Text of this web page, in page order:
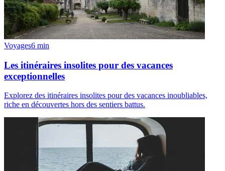
Voyages6 min
Les itinéraires insolites pour des vacances
exceptionnelles
Explorez des itinéraires insolites pour des vacances inoubliables,
riche en découvertes hors des sentiers battus.